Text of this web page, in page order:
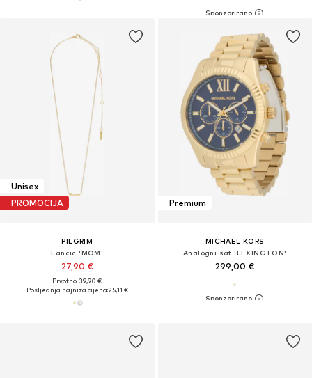
Unisex
PROMOCIJA
PILGRIM
Lančić 'MOM'
27,90 €
Prvotno: 39,90 €
Posljednja najniža cijena:25,11 €
Premium
MICHAEL KORS
Analogni sat 'LEXINGTON'
299,00 €